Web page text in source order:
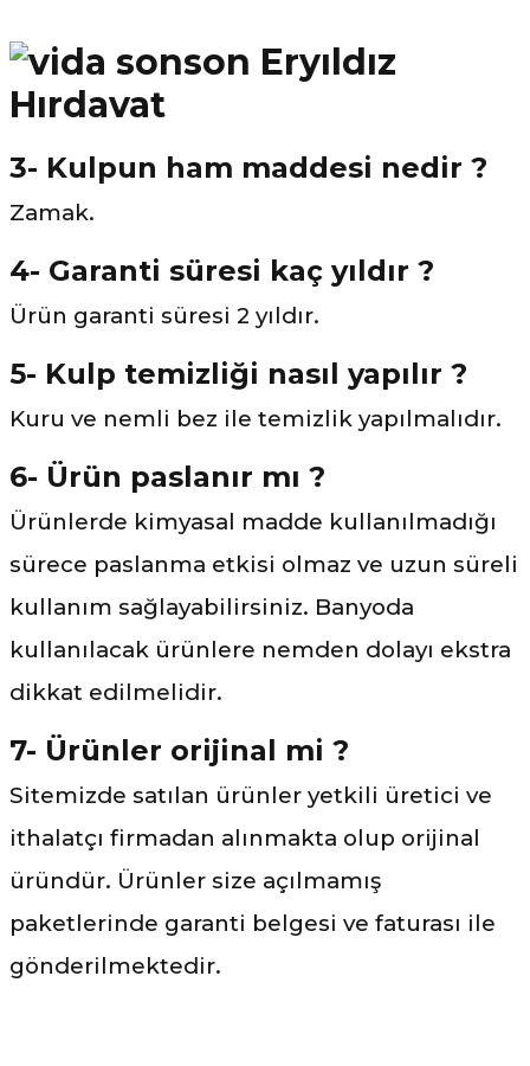
3- Kulpun ham maddesi nedir ?
Zamak.
4- Garanti süresi kaç yıldır ?
Ürün garanti süresi 2 yıldır.
5- Kulp temizliği nasıl yapılır ?
Kuru ve nemli bez ile temizlik yapılmalıdır.
6- Ürün paslanır mı ?
Ürünlerde kimyasal madde kullanılmadığı
sürece paslanma etkisi olmaz ve uzun süreli
kullanım sağlayabilirsiniz. Banyoda
kullanılacak ürünlere nemden dolayı ekstra
dikkat edilmelidir.
7- Ürünler orijinal mi ?
Sitemizde satılan ürünler yetkili üretici ve
ithalatçı firmadan alınmakta olup orijinal
üründür. Ürünler size açılmamış
paketlerinde garanti belgesi ve faturası ile
gönderilmektedir.